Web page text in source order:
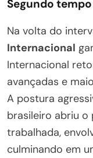
Segundo
Na volta do
Internacional
Internacional
avançadas e
A postura
brasileiro abriu o
trabalhada,
culminando em